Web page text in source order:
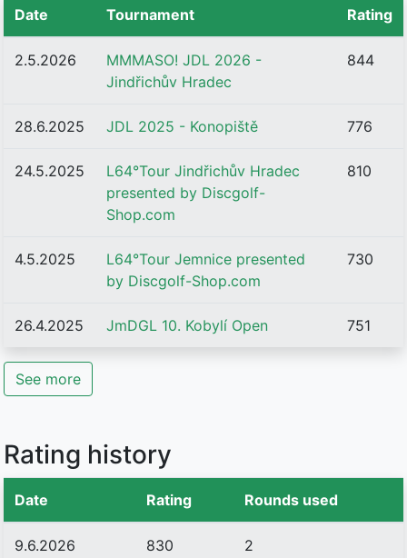
Date Tournament Rating
2.5.2026
MMMASO! JDL 2026 -
Jindřichův Hradec
844
28.6.2025 JDL 2025 - Konopiště 776
24.5.2025
L64°Tour Jindřichův Hradec
presented by Discgolf-
Shop.com
810
4.5.2025
L64°Tour Jemnice presented
by Discgolf-Shop.com
730
26.4.2025 JmDGL 10. Kobylí Open 751
See more
Rating history
Date Rating Rounds used
9.6.2026 830 2